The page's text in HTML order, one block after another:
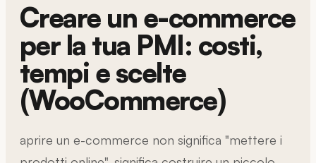
Creare un e-commerce
per la tua PMI: costi,
tempi e scelte
(WooCommerce)
aprire un e-commerce non significa "mettere i